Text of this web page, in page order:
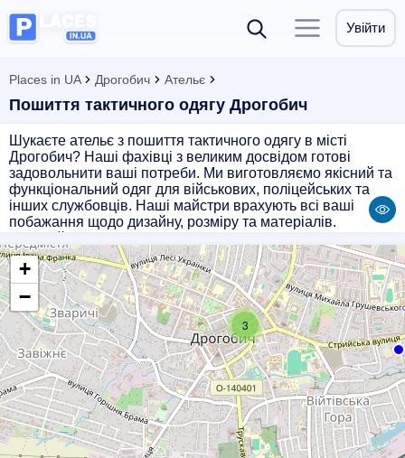
Увійти
Places in UA Дрогобич Ательє
Пошиття тактичного одягу Дрогобич
Шукаєте ательє з пошиття тактичного одягу в місті
Дрогобич? Наші фахівці з великим досвідом готові
задовольнити ваші потреби. Ми виготовляємо якісний та
функціональний одяг для військових, поліцейських та
інших службовців. Наші майстри врахують всі ваші
побажання щодо дизайну, розміру та матеріалів.
задовольнити ваші вимоги та забезпечити вас надійним і
стильним одягом.
3
+
−